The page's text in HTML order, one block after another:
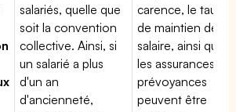
salariés, quelle que
soit la convention
collective. Ainsi, si
un salarié a plus
d'un an
d'ancienneté,
carence, le taux
de maintien de
salaire, ainsi que
les assurances
prévoyances
peuvent être